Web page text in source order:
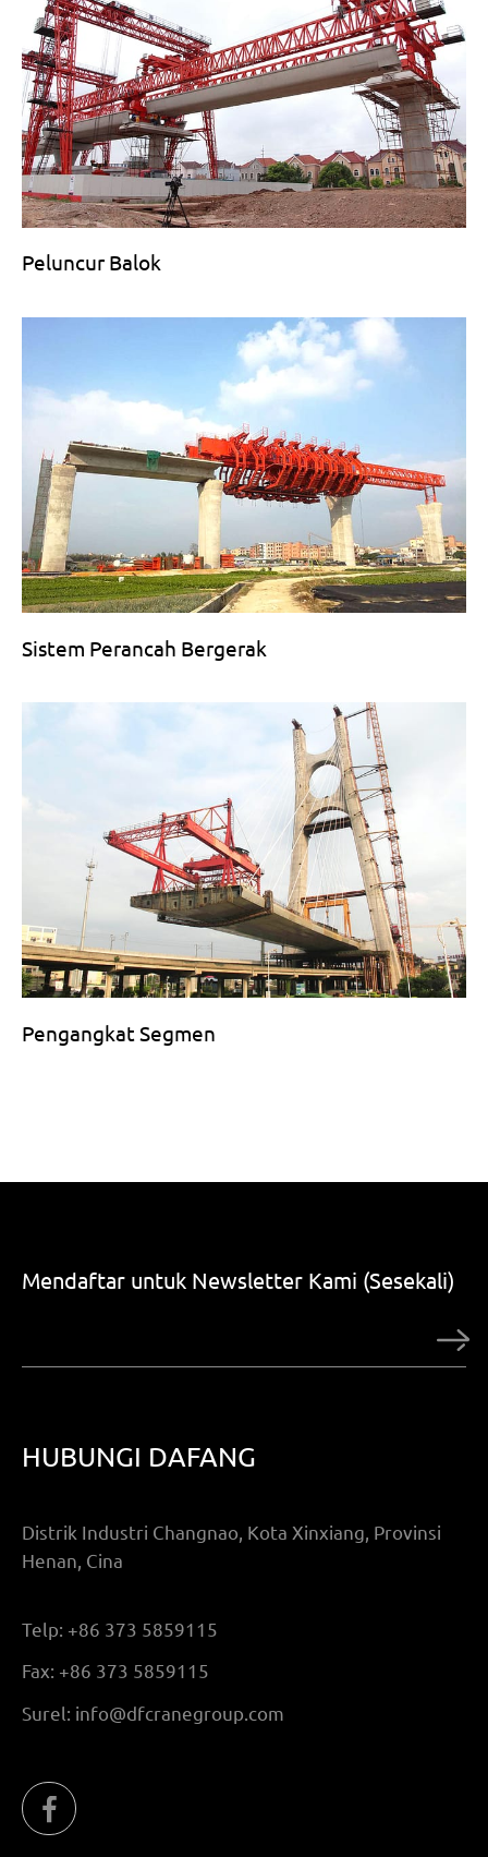
Peluncur Balok
Sistem Perancah Bergerak
Pengangkat Segmen
Mendaftar untuk Newsletter Kami (Sesekali)
HUBUNGI DAFANG
Distrik Industri Changnao, Kota Xinxiang, Provinsi
Henan, Cina
Telp: +86 373 5859115
Fax: +86 373 5859115
Surel: info@dfcranegroup.com